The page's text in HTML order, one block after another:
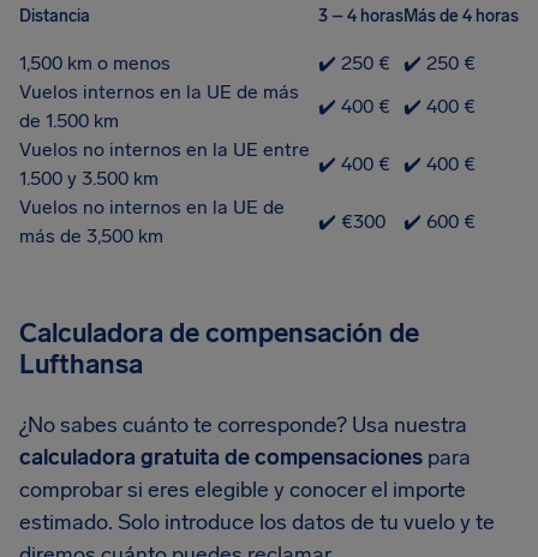
Distancia 3 – 4 horasMás de 4 horas
1,500 km o menos ✔️ 250 €
✔️ 250 €
Vuelos internos en la UE de más
de 1.500 km
✔️ 400 €
✔️ 400 €
Vuelos no internos en la UE entre
1.500 y 3.500 km
✔️ 400 €
✔️ 400 €
Vuelos no internos en la UE de
más de 3,500 km
✔️ €300 ✔️ 600 €
Calculadora de compensación de
Lufthansa
¿No sabes cuánto te corresponde? Usa nuestra
calculadora gratuita de compensaciones para
comprobar si eres elegible y conocer el importe
estimado. Solo introduce los datos de tu vuelo y te